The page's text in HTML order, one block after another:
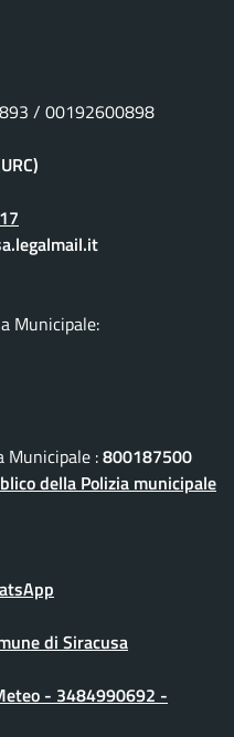
/ 00192600898
Municipale:
Municipale :800187500
della Polizia municipale
di Siracusa
- 3484990692 -